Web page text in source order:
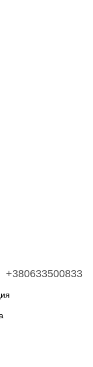
+380633500833